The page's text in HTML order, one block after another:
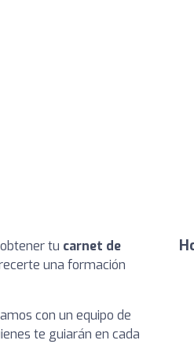
tu carnet de
una formación
con un equipo de
te guiarán en cada